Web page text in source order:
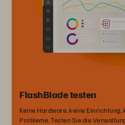
FlashBlade testen
Keine Hardware, keine Einrichtung,
Probleme. Testen Sie die